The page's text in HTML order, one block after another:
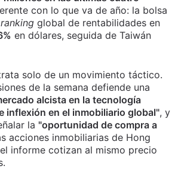
con lo que va de año: la bolsa
ranking global de rentabilidades en
en dólares, seguida de Taiwán
solo de un movimiento táctico.
de la semana defiende una
alcista en la tecnología
inflexión en el inmobiliario global", y
la "oportunidad de compra a
acciones inmobiliarias de Hong
informe cotizan al mismo precio